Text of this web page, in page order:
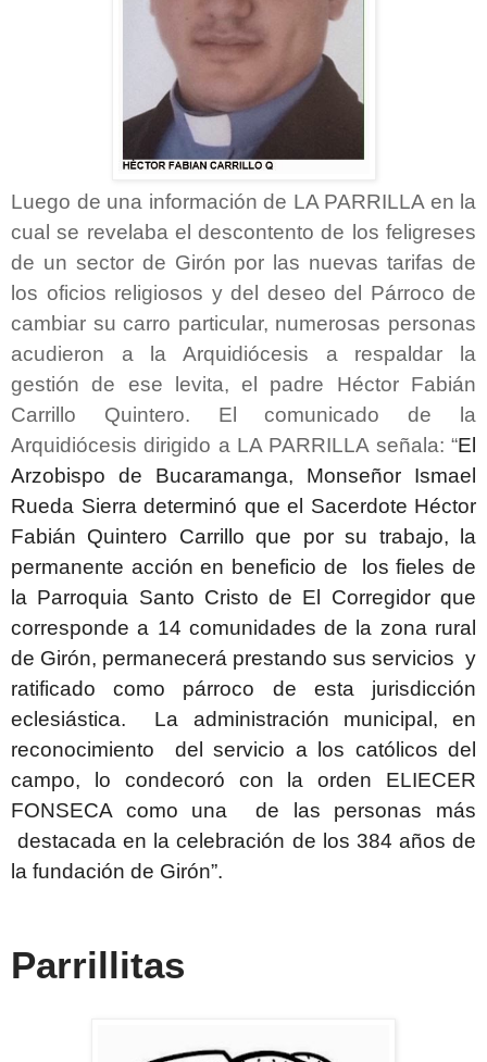
Luego de una información de LA PARRILLA en la
cual se revelaba el descontento de los feligreses
de un sector de Girón por las nuevas tarifas de
los oficios religiosos y del deseo del Párroco de
cambiar su carro particular, numerosas personas
acudieron a la Arquidiócesis a respaldar la
gestión de ese levita, el padre Héctor Fabián
Carrillo Quintero. El comunicado de la
Arquidiócesis dirigido a LA PARRILLA señala: “El
Arzobispo de Bucaramanga, Monseñor Ismael
Rueda Sierra determinó que el Sacerdote Héctor
Fabián Quintero Carrillo que por su trabajo, la
permanente acción en beneficio de los fieles de
la Parroquia Santo Cristo de El Corregidor que
corresponde a 14 comunidades de la zona rural
de Girón, permanecerá prestando sus servicios y
ratificado como párroco de esta jurisdicción
eclesiástica. La administración municipal, en
reconocimiento del servicio a los católicos del
campo, lo condecoró con la orden ELIECER
FONSECA como una de las personas más
destacada en la celebración de los 384 años de
la fundación de Girón”.
Parrillitas